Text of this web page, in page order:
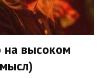
на высоком